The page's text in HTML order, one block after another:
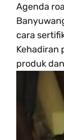
Agenda
cara
Kehadiran
produk